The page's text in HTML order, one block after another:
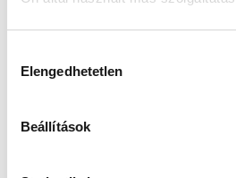
Elengedhetetlen
Beállítások